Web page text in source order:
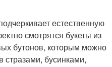
естественную
смотрятся букеты из
бутонов, которым можно
стразами, бусинками,